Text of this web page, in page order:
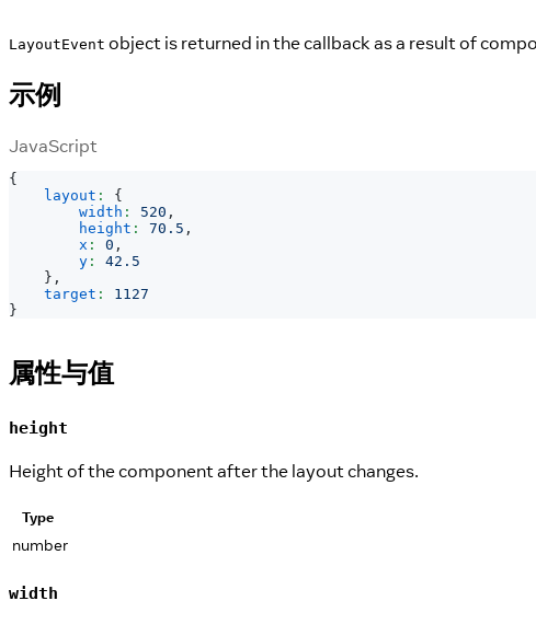
LayoutEvent object is returned in the callback as a result of
示例
JavaScript
{
layout :
{
width : 520 ,
height : 70.5 ,
x : 0 ,
y :
42.5
} ,
target :
1127
}
属性与值
height
Height of the component after the layout changes.
Type
number
width